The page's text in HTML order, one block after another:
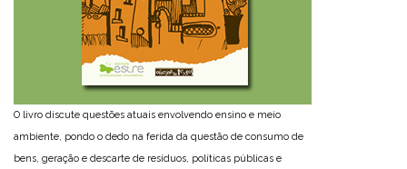
O livro discute questões atuais envolvendo ensino e meio
ambiente, pondo o dedo na ferida da questão de consumo de
bens, geração e descarte de resíduos, políticas públicas e